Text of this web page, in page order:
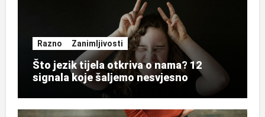
Razno Zanimljivosti
Što jezik tijela otkriva o nama? 12
signala koje šaljemo nesvjesno